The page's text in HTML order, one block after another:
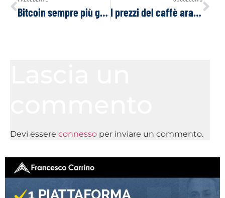
Bitcoin sempre più green I prezzi del caffè arabica registrano il più grande rialzo settimanale da quasi tre anni a questa parte
Devi essere connesso per inviare un commento.